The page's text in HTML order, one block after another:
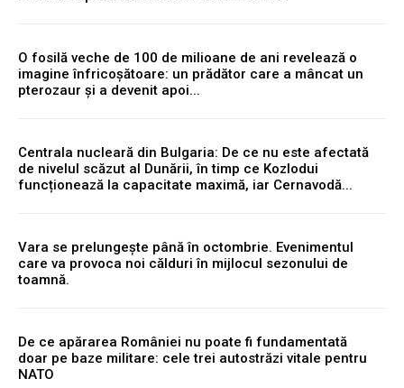
O fosilă veche de 100 de milioane de ani revelează o
imagine înfricoșătoare: un prădător care a mâncat un
pterozaur și a devenit apoi...
Centrala nucleară din Bulgaria: De ce nu este afectată
de nivelul scăzut al Dunării, în timp ce Kozlodui
funcționează la capacitate maximă, iar Cernavodă...
Vara se prelungește până în octombrie. Evenimentul
care va provoca noi călduri în mijlocul sezonului de
toamnă.
De ce apărarea României nu poate fi fundamentată
doar pe baze militare: cele trei autostrăzi vitale pentru
NATO